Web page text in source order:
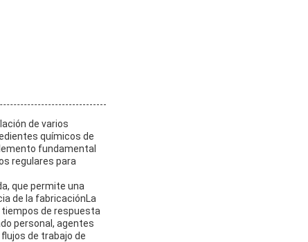
de varios
químicos de
fundamental
regulares para
que permite una
de la fabricaciónLa
tiempos de respuesta
personal, agentes
de trabajo de